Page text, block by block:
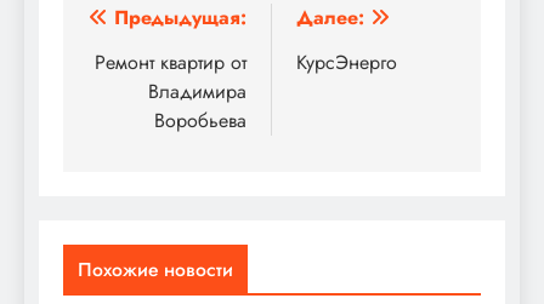
Навигация
по
записям
Предыдущая:
Ремонт квартир от
Владимира
Воробьева
Далее:
КурсЭнерго
Похожие новости